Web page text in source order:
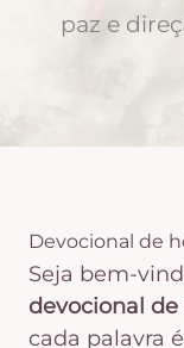
paz e
Devocional de
Seja bem-
devocional de
cada palavra